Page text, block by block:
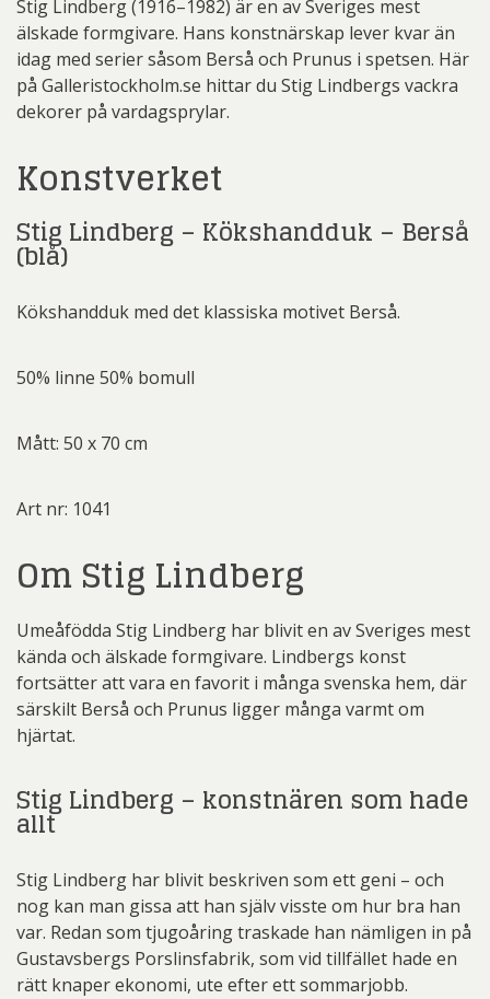
Stig Lindberg (1916–1982) är en av Sveriges mest
älskade formgivare. Hans konstnärskap lever kvar än
idag med serier såsom Berså och Prunus i spetsen. Här
på Galleristockholm.se hittar du Stig Lindbergs vackra
dekorer på vardagsprylar.
Konstverket
Stig Lindberg – Kökshandduk – Berså
(blå)
Kökshandduk med det klassiska motivet Berså.
50% linne 50% bomull
Mått: 50 x 70 cm
Art nr: 1041
Om Stig Lindberg
Umeåfödda Stig Lindberg har blivit en av Sveriges mest
kända och älskade formgivare. Lindbergs konst
fortsätter att vara en favorit i många svenska hem, där
särskilt Berså och Prunus ligger många varmt om
hjärtat.
Stig Lindberg – konstnären som hade
allt
Stig Lindberg har blivit beskriven som ett geni – och
nog kan man gissa att han själv visste om hur bra han
var. Redan som tjugoåring traskade han nämligen in på
Gustavsbergs Porslinsfabrik, som vid tillfället hade en
rätt knaper ekonomi, ute efter ett sommarjobb.